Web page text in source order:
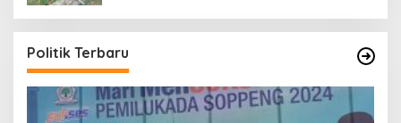
Politik Terbaru